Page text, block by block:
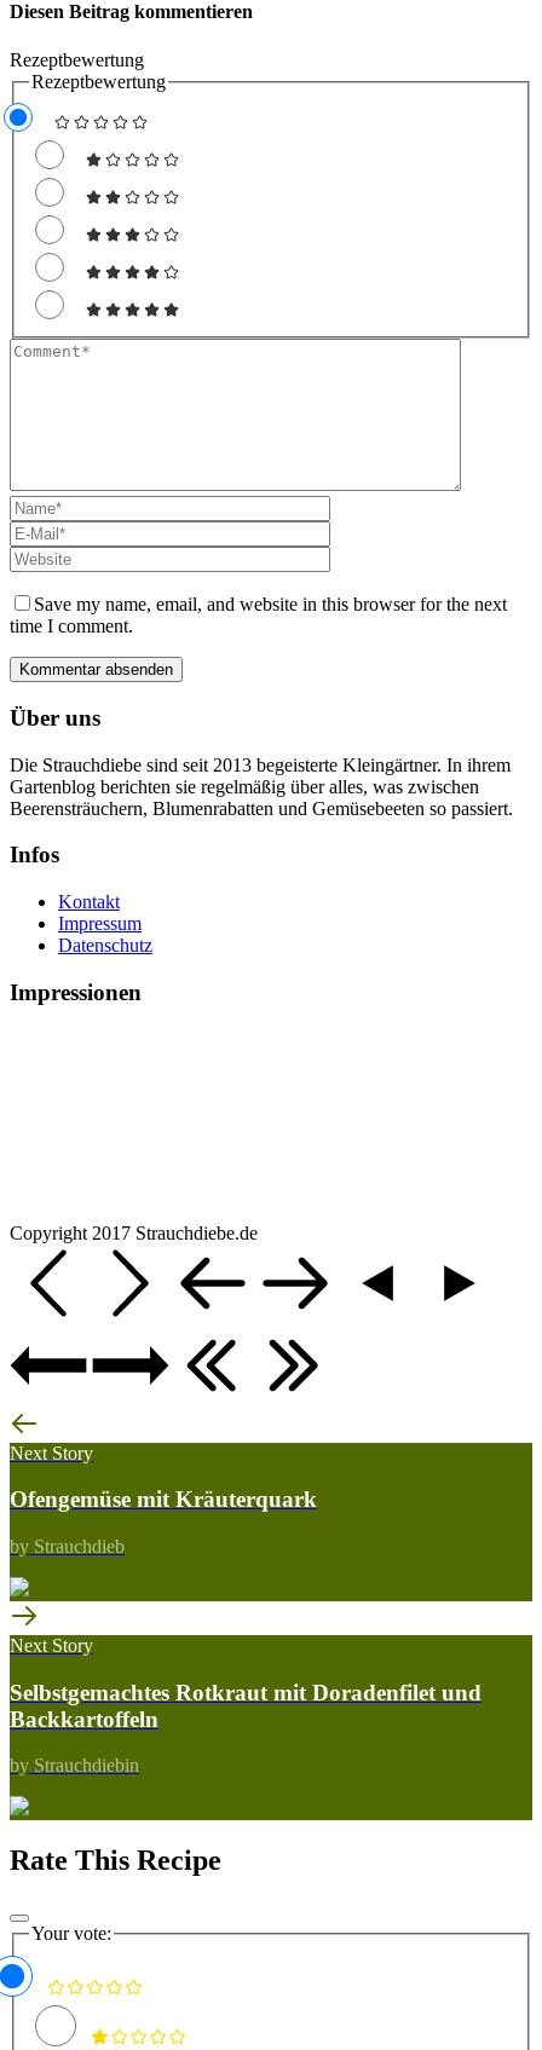
Diesen Beitrag kommentieren
Rezeptbewertung
Rezeptbewertung
Save my name, email, and website in this browser for the next
time I comment.
Über uns
Die Strauchdiebe sind seit 2013 begeisterte Kleingärtner. In ihrem
Gartenblog berichten sie regelmäßig über alles, was zwischen
Beerensträuchern, Blumenrabatten und Gemüsebeeten so passiert.
Infos
Kontakt
Impressum
Datenschutz
Impressionen
Copyright 2017 Strauchdiebe.de
Next Story
Ofengemüse mit Kräuterquark
by Strauchdieb
Next Story
Selbstgemachtes Rotkraut mit Doradenfilet und
Backkartoffeln
by Strauchdiebin
Rate This Recipe
Your vote: